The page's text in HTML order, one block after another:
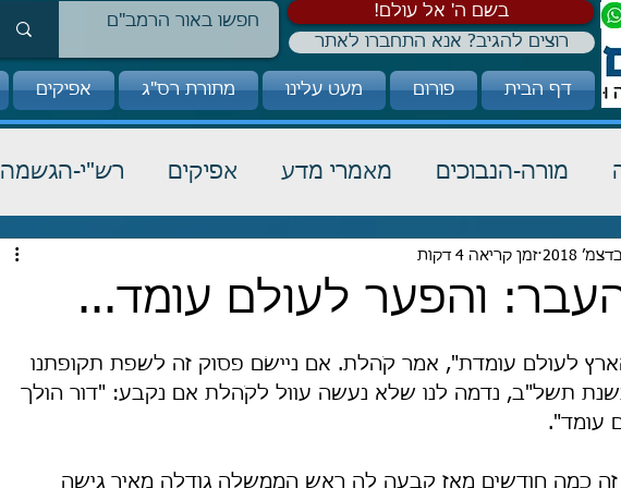
!בשם ה' אל עולם
רוצים להגיב? אנא התחברו לאתר
דף הבית פורום מעט עלינו מתורת רס"ג אפיקים
מורה-הנבוכים מאמרי מדע אפיקים רש"י-הגשמה
כבוד תורה הלכה
והפער לעולם עומד...
זמן קריאה 4 דקות
לעולם עומדת", אמר קֹהלת. אם ניישׂם פסוק זה לשפת תקופתנו
בשנת תשל"ב, נדמה לנו שלא נעשה עוול לקֹהלת אם נקבע: "דור הולך
עומד".
זה כמה חודשים מאז קבעה לה ראש הממשלה גודלה מאיר גישה